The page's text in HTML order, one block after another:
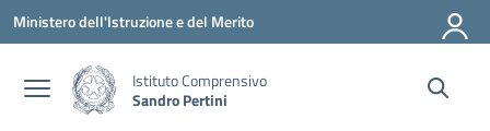
Vai ai contenuti
Vai al menu di navigazione
Vai al footer
Ministero dell'Istruzione e del Merito
Istituto Comprensivo
Sandro Pertini